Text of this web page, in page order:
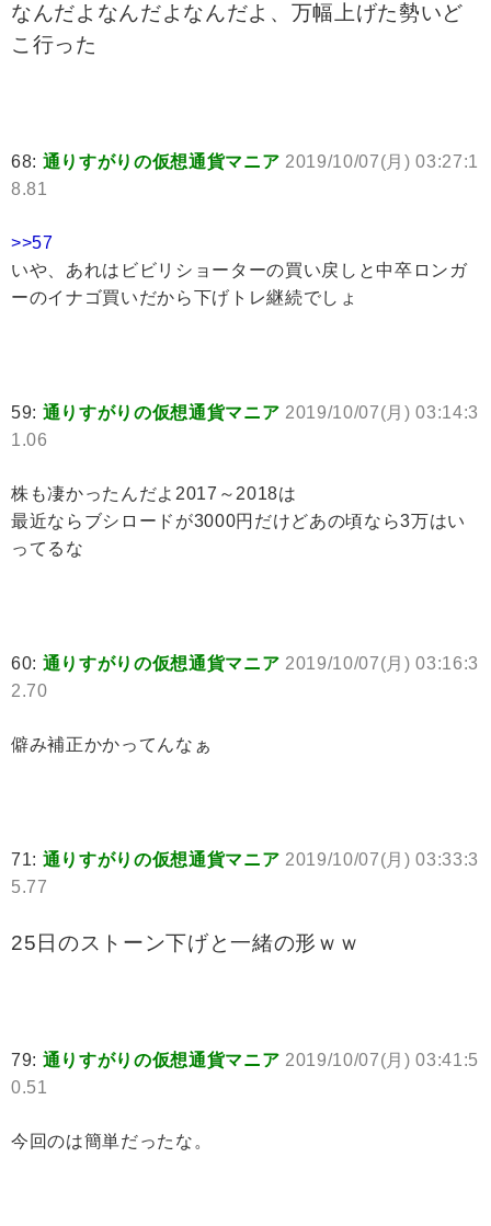
なんだよなんだよなんだよ、万幅上げた勢いど
こ行った
68: 通りすがりの仮想通貨マニア 2019/10/07(月) 03:27:1
8.81
>>57
いや、あれはビビリショーターの買い戻しと中卒ロンガ
ーのイナゴ買いだから下げトレ継続でしょ
59: 通りすがりの仮想通貨マニア 2019/10/07(月) 03:14:3
1.06
株も凄かったんだよ2017～2018は
最近ならブシロードが3000円だけどあの頃なら3万はい
ってるな
60: 通りすがりの仮想通貨マニア 2019/10/07(月) 03:16:3
2.70
僻み補正かかってんなぁ
71: 通りすがりの仮想通貨マニア 2019/10/07(月) 03:33:3
5.77
25日のストーン下げと一緒の形ｗｗ
79: 通りすがりの仮想通貨マニア 2019/10/07(月) 03:41:5
0.51
今回のは簡単だったな。